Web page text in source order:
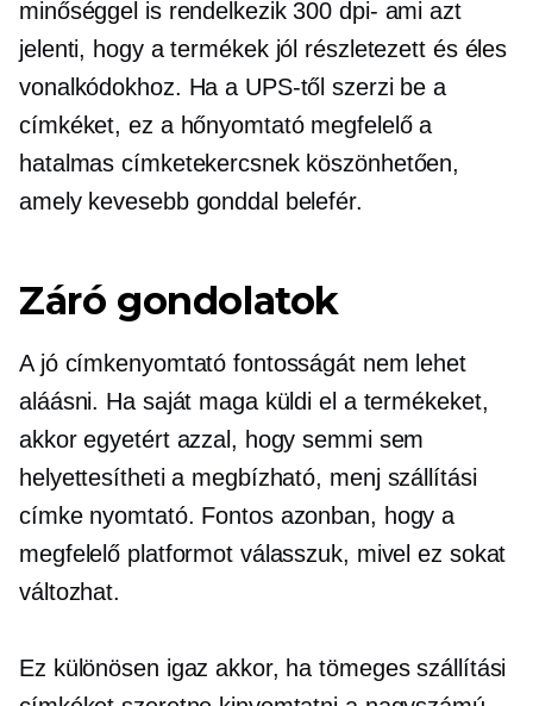
minőséggel is rendelkezik300 dpi- ami azt
jelenti, hogy a termékek jól részletezettés éles
vonalkódokhoz. Ha a UPS-től szerzi be a
címkéket, ez a hőnyomtató megfelelő a
hatalmas címketekercsnek köszönhetően,
amely kevesebb gonddal belefér.
Záró gondolatok
A jó címkenyomtató fontosságát nem lehet
aláásni. Ha saját maga küldi el a termékeket,
akkor egyetért azzal, hogy semmi sem
helyettesítheti a megbízható, menjszállítási
címke nyomtató. Fontos azonban, hogy a
megfelelő platformot válasszuk, mivel ez sokat
változhat.
Ez különösen igaz akkor, ha tömeges szállítási